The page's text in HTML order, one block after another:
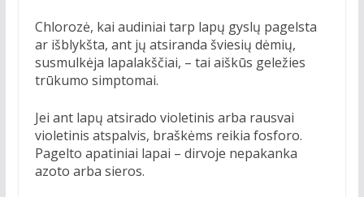
Chlorozė, kai audiniai tarp lapų gyslų pagelsta
ar išblykšta, ant jų atsiranda šviesių dėmių,
susmulkėja lapalakščiai, – tai aiškūs geležies
trūkumo simptomai.
Jei ant lapų atsirado violetinis arba rausvai
violetinis atspalvis, braškėms reikia fosforo.
Pagelto apatiniai lapai – dirvoje nepakanka
azoto arba sieros.